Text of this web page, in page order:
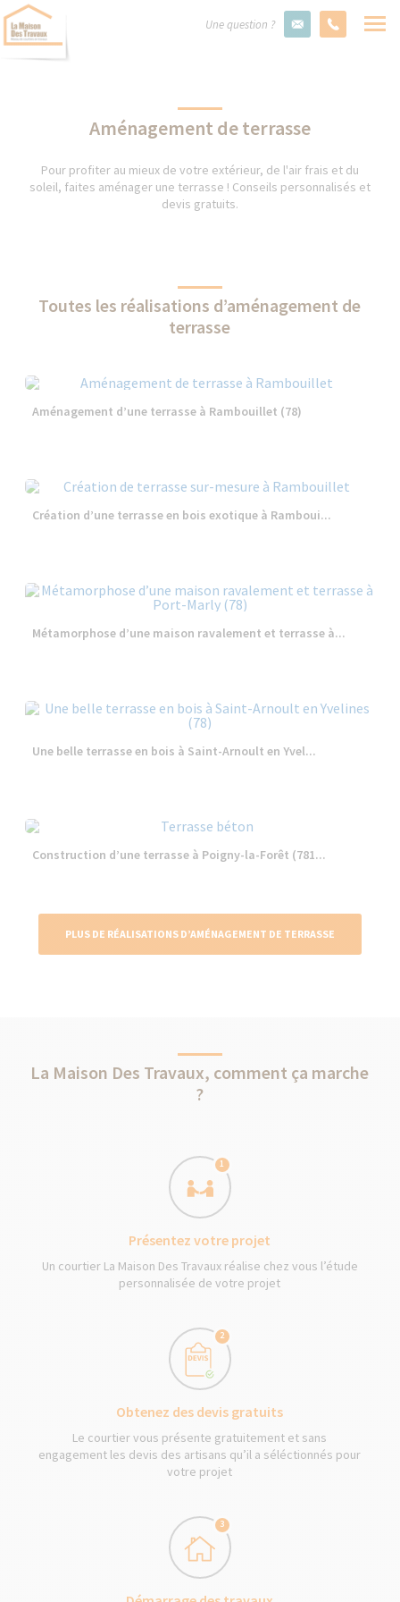
Une question ?
Aménagement de terrasse
Pour profiter au mieux de votre extérieur, de l'air frais et du
soleil, faites aménager une terrasse ! Conseils personnalisés et
devis gratuits.
Toutes les réalisations d’aménagement de
terrasse
Aménagement d’une terrasse à Rambouillet (78)
Création d’une terrasse en bois exotique à Ramboui...
Métamorphose d’une maison ravalement et terrasse à...
Une belle terrasse en bois à Saint-Arnoult en Yvel...
Construction d’une terrasse à Poigny-la-Forêt (781...
PLUS DE RÉALISATIONS D’AMÉNAGEMENT DE TERRASSE
La Maison Des Travaux, comment ça marche
?
1
Présentez votre projet
Un courtier La Maison Des Travaux réalise chez vous l’étude
personnalisée de votre projet
2
Obtenez des devis gratuits
Le courtier vous présente gratuitement et sans
engagement les devis des artisans qu’il a séléctionnés pour
votre projet
3